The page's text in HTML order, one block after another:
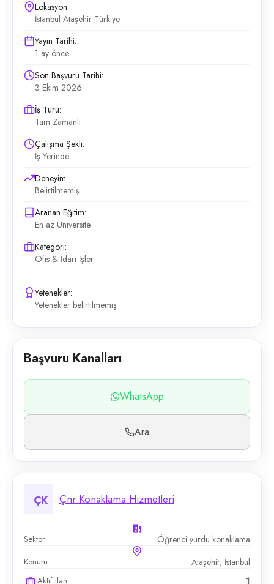
Lokasyon:
İstanbul Ataşehir Türkiye
Yayın Tarihi:
1 ay önce
Son Başvuru Tarihi:
3 Ekim 2026
İş Türü:
Tam Zamanlı
Çalışma Şekli:
İş Yerinde
Deneyim:
Belirtilmemiş
Aranan Eğitim:
En az Üniversite
Kategori:
Ofis & İdari İşler
Yetenekler:
Yetenekler belirtilmemiş
Başvuru Kanalları
WhatsApp
Ara
ÇK Çnr Konaklama Hizmetleri
Sektör Öğrenci yurdu konaklama
Konum Ataşehir, İstanbul
Aktif ilan 1